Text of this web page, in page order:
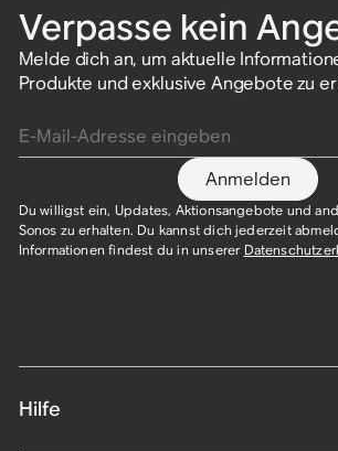
Verpasse kein
Melde dich an, um aktuelle
Produkte und exklusive Angebote zu
Anmelden
Du willigst ein, Updates, Aktionsangebote und
Sonos zu erhalten. Du kannst dich jederzeit
Informationen findest du in unserer
Hilfe